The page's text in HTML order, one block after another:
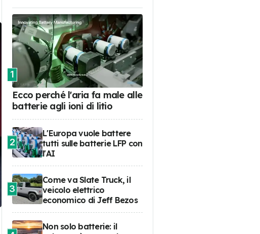
1
Ecco perché l'aria fa male alle
batterie agli ioni di litio
2
L'Europa vuole battere
tutti sulle batterie LFP con
l'AI
3
Come va Slate Truck, il
veicolo elettrico
economico di Jeff Bezos
Non solo batterie: il